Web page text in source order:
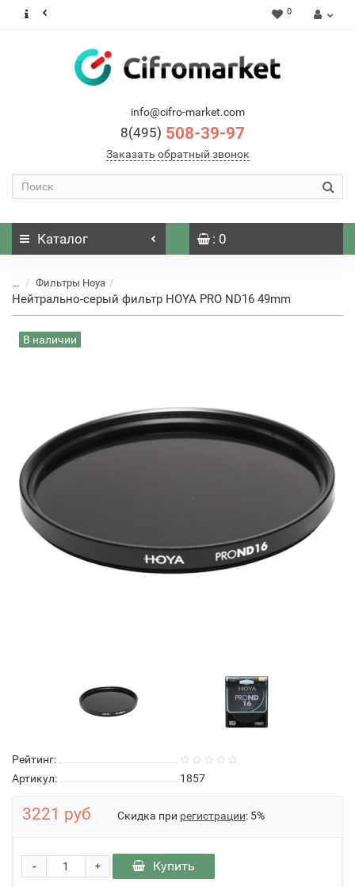
0
info@cifro-market.com
8(495) 508-39-97
Заказать обратный звонок
Каталог : 0
... Фильтры Hoya
Нейтрально-серый фильтр HOYA PRO ND16 49mm
В наличии
Рейтинг:
Артикул:
1857
3221 руб Скидка при регистрации: 5%
+
- Купить